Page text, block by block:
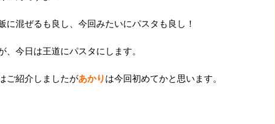
に混ぜるも良し、今回みたいにパスタも良し！
今日は王道にパスタにします。
ご紹介しましたがあかり は今回初めてかと思います。